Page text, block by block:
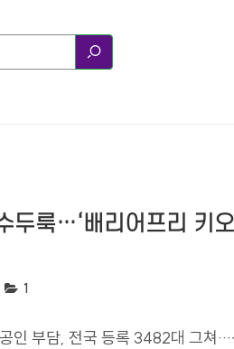
두룩…‘배리어프리 키
: 조회수:
1
인 부담, 전국 등록 3482대 그쳐